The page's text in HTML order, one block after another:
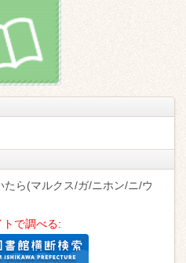
ら(マルクス/ガ/ニホン/ニ/ウ
トで調べる: